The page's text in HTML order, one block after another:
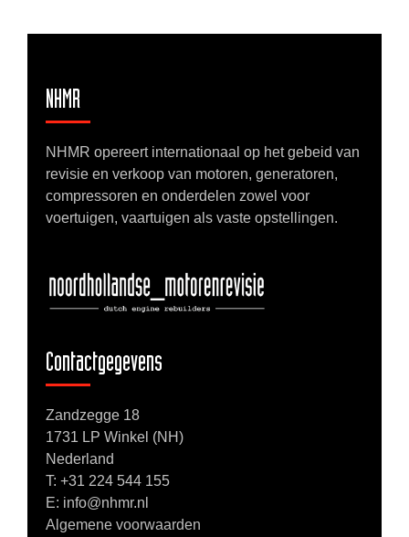
NHMR
NHMR opereert internationaal op het gebeid van
revisie en verkoop van motoren, generatoren,
compressoren en onderdelen zowel voor
voertuigen, vaartuigen als vaste opstellingen.
Contactgegevens
Zandzegge 18
1731 LP Winkel (NH)
Nederland
T: +31 224 544 155
E: info@nhmr.nl
Algemene voorwaarden